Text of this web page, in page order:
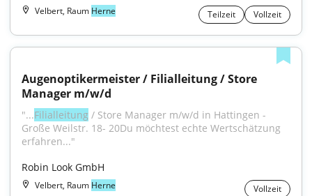
Velbert, Raum Herne Teilzeit Vollzeit
Augenoptikermeister / Filialleitung / Store
Manager m/w/d
"...Filialleitung / Store Manager m/w/d in Hattingen -
Große Weilstr. 18- 20Du möchtest echte Wertschätzung
erfahren..."
Robin Look GmbH
Velbert, Raum Herne Vollzeit